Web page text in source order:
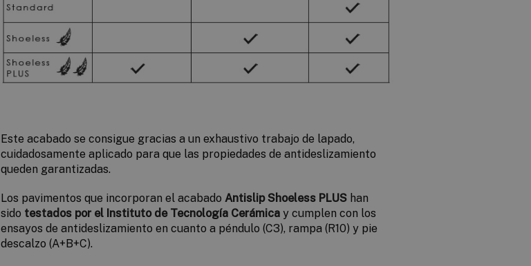
Este acabado se consigue gracias a un exhaustivo trabajo de lapado,
cuidadosamente aplicado para que las propiedades de antideslizamiento
queden garantizadas.
Los pavimentos que incorporan el acabadoAntislip Shoeless PLUS han
sido testados por el Instituto de Tecnología Cerámica y cumplen con los
ensayos de antideslizamiento en cuanto a péndulo (C3), rampa (R10) y pie
descalzo (A+B+C).